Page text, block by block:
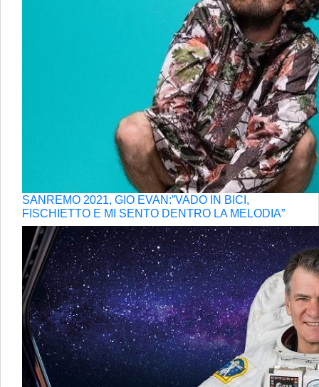
SANREMO 2021, GIO EVAN:”VADO IN BICI,
FISCHIETTO E MI SENTO DENTRO LA MELODIA”